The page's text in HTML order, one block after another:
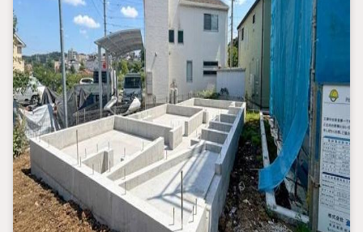
ス町田に相談してみませんか？
スタッフ一同お客様のお問合せをお待ちしております。